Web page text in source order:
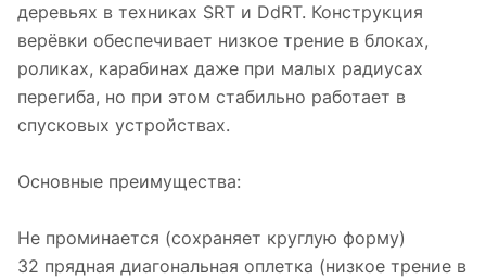
деревьях в техниках SRT и DdRT. Конструкция
верёвки обеспечивает низкое трение в блоках,
роликах, карабинах даже при малых радиусах
перегиба, но при этом стабильно работает в
спусковых устройствах.
Основные преимущества:
Не проминается (сохраняет круглую форму)
32 прядная диагональная оплетка (низкое трение в